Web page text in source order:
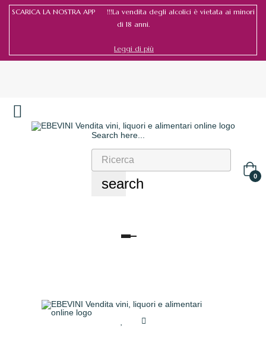
SCARICA LA NOSTRA APP !!!La vendita degli alcolici è vietata ai minori
di 18 anni.
Leggi di più
Search here...
search 0
navigazione